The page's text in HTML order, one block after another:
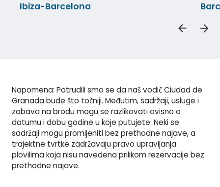
Ibiza-Barcelona
Napomena: Potrudili smo se da naš vodič Ciudad de
Granada bude što točniji. Međutim, sadržaji, usluge i
zabava na brodu mogu se razlikovati ovisno o
datumu i dobu godine u koje putujete. Neki se
sadržaji mogu promijeniti bez prethodne najave, a
trajektne tvrtke zadržavaju pravo upravljanja
plovilima koja nisu navedena prilikom rezervacije bez
prethodne najave.